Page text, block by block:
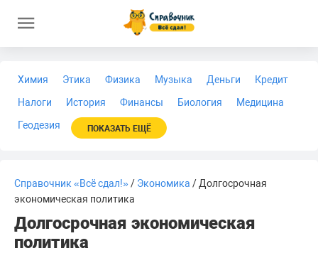
Химия Этика Физика Музыка Деньги
Кредит
Налоги
История Финансы Биология
Медицина
Геодезия
ПОКАЗАТЬ ЕЩЁ
Справочник «Всё сдал!»/ Экономика / Долгосрочная
экономическая политика
Долгосрочная экономическая
политика